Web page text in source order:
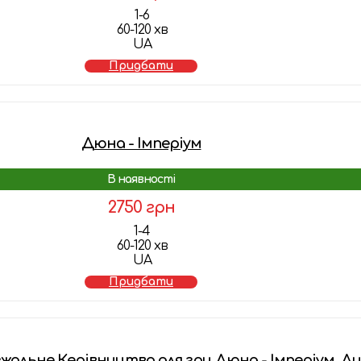
1-6
60-120 хв
UA
Придбати
Дюна - Імперіум
В наявності
2750 грн
1-4
60-120 хв
UA
Придбати